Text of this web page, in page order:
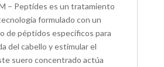
– Peptides es un tratamiento
formulado con un
de péptidos específicos para
del cabello y estimular el
suero concentrado actúa